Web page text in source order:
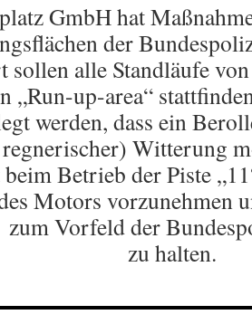
GmbH hat
der
sollen alle Standläufe
„Run-up-area“
werden, dass ein
regnerischer) Witterung
Betrieb der Piste
Motors vorzunehmen
zum Vorfeld der
zu halten.